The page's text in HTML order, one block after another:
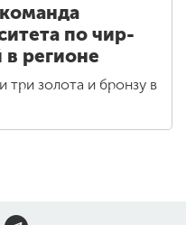
по чир-
в регионе
золота и бронзу в